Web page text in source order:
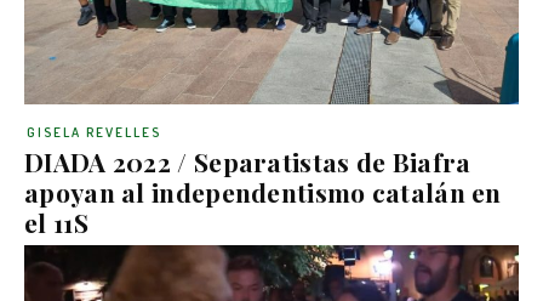
DIADA 2022 / Separatistas de Biafra
apoyan al independentismo catalán en
el 11S
GISELA REVELLES